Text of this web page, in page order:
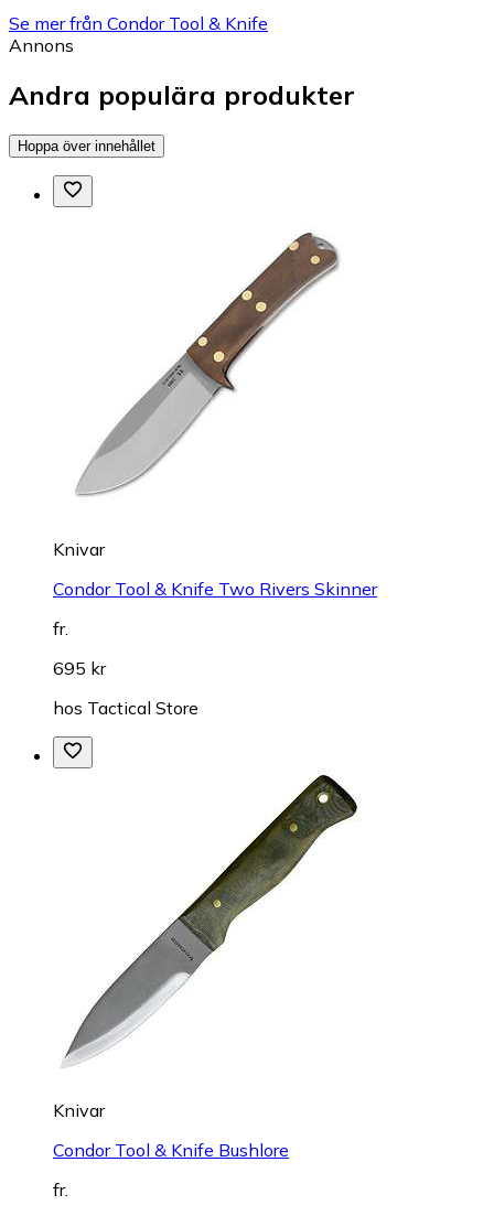
Se mer från Condor Tool & Knife
Annons
Andra populära produkter
Hoppa över innehållet
Knivar
Condor Tool & Knife Two Rivers Skinner
fr.
695 kr
hos Tactical Store
Knivar
Condor Tool & Knife Bushlore
fr.